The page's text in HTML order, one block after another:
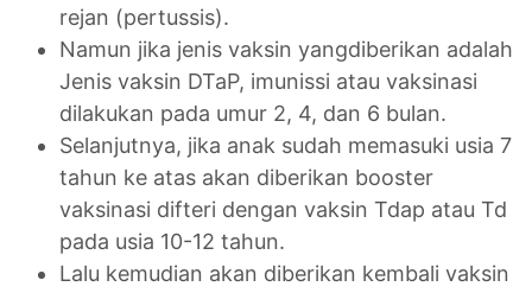
rejan (pertussis).
Namun jika jenis vaksin yangdiberikan adalah
Jenis vaksin DTaP, imunissi atau vaksinasi
dilakukan pada umur 2, 4, dan 6 bulan.
Selanjutnya, jika anak sudah memasuki usia 7
tahun ke atas akan diberikan booster
vaksinasi difteri dengan vaksin Tdap atau Td
pada usia 10-12 tahun.
Lalu kemudian akan diberikan kembali vaksin